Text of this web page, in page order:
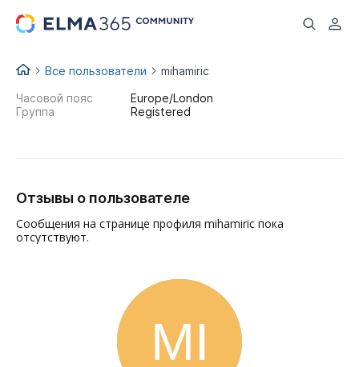
...
Все пользователи mihamiric
Часовой пояс
Europe/London
Группа
Registered
Отзывы о пользователе
Сообщения на странице профиля mihamiric пока
отсутствуют.